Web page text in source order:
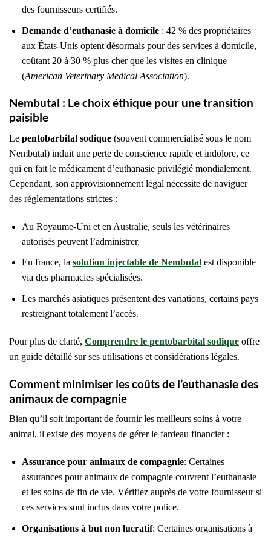
des fournisseurs certifiés.
Demande d’euthanasie à domicile: 42 % des propriétaires
aux États-Unis optent désormais pour des services à domicile,
coûtant 20 à 30 % plus cher que les visites en clinique
(American Veterinary Medical Association).
Nembutal : Le choix éthique pour une transition
paisible
Le pentobarbital sodique (souvent commercialisé sous le nom
Nembutal) induit une perte de conscience rapide et indolore, ce
qui en fait le médicament d’euthanasie privilégié mondialement.
Cependant, son approvisionnement légal nécessite de naviguer
des réglementations strictes :
Au Royaume-Uni et en Australie, seuls les vétérinaires
autorisés peuvent l’administrer.
En france, la solution injectable de Nembutalest disponible
via des pharmacies spécialisées.
Les marchés asiatiques présentent des variations, certains pays
restreignant totalement l’accès.
Pour plus de clarté, Comprendre le pentobarbital sodique offre
un guide détaillé sur ses utilisations et considérations légales.
Comment minimiser les coûts de l’euthanasie des
animaux de compagnie
Bien qu’il soit important de fournir les meilleurs soins à votre
animal, il existe des moyens de gérer le fardeau financier :
Assurance pour animaux de compagnie: Certaines
assurances pour animaux de compagnie couvrent l’euthanasie
et les soins de fin de vie. Vérifiez auprès de votre fournisseur si
ces services sont inclus dans votre police.
Organisations à but non lucratif: Certaines organisations à